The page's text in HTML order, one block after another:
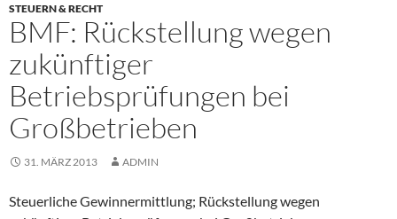
STEUERN & RECHT
BMF: Rückstellung wegen
zukünftiger
Betriebsprüfungen bei
Großbetrieben
31. MÄRZ 2013 ADMIN
Steuerliche Gewinnermittlung; Rückstellung wegen